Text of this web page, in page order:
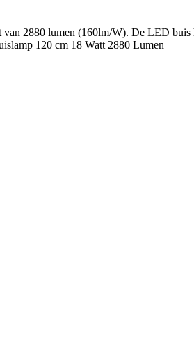
2880 lumen (160lm/W). De LED
120 cm 18 Watt 2880 Lumen